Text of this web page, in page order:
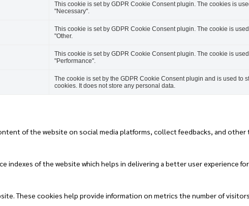
This cookie is set by GDPR Cookie Consent plugin. The cookies is
"Necessary".
This cookie is set by GDPR Cookie Consent plugin. The cookie is
"Other.
This cookie is set by GDPR Cookie Consent plugin. The cookie is
"Performance".
The cookie is set by the GDPR Cookie Consent plugin and is used to
cookies. It does not store any personal data.
of the website on social media platforms, collect feedbacks, and other
indexes of the website which helps in delivering a better user experience
These cookies help provide information on metrics the number of